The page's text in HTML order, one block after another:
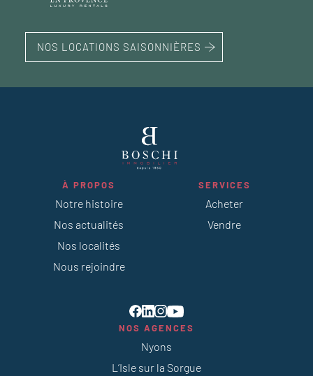
NOS LOCATIONS SAISONNIÈRES
À PROPOS
Notre histoire
Nos actualités
Nos localités
Nous rejoindre
SERVICES
Acheter
Vendre
NOS AGENCES
Nyons
L’Isle sur la Sorgue